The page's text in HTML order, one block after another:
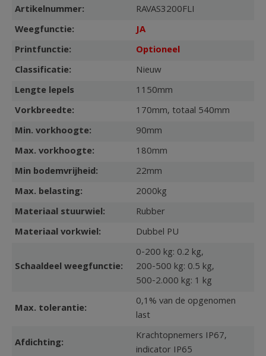
Artikelnummer:
RAVAS3200FLI
Weegfunctie:
JA
Printfunctie:
Optioneel
Classificatie:
Nieuw
Lengte lepels
1150mm
Vorkbreedte:
170mm, totaal 540mm
Min. vorkhoogte:
90mm
Max. vorkhoogte:
180mm
Min bodemvrijheid:
22mm
Max. belasting:
2000kg
Materiaal stuurwiel:
Rubber
Materiaal vorkwiel:
Dubbel PU
Schaaldeel weegfunctie:
0-200 kg: 0.2 kg,
200-500 kg: 0.5 kg,
500-2.000 kg: 1 kg
Max. tolerantie:
0,1% van de opgenomen
last
Afdichting:
Krachtopnemers IP67,
indicator IP65